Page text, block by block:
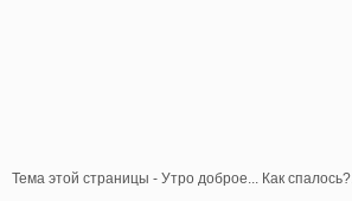
Тема этой страницы - Утро доброе... Как спалось?.